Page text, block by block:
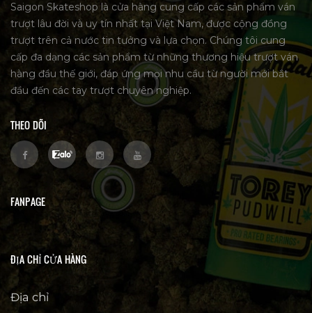
Saigon Skateshop là cửa hàng cung cấp các sản phẩm ván
trượt lâu đời và uy tín nhất tại Việt Nam, được cộng đồng
trượt trên cả nước tin tưởng và lựa chọn. Chúng tôi cung
cấp đa dạng các sản phẩm từ những thương hiệu trượt ván
hàng đầu thế giới, đáp ứng mọi nhu cầu từ người mới bắt
đầu đến các tay trượt chuyên nghiệp.
THEO DÕI
FANPAGE
ĐỊA CHỈ CỬA HÀNG
Địa chỉ